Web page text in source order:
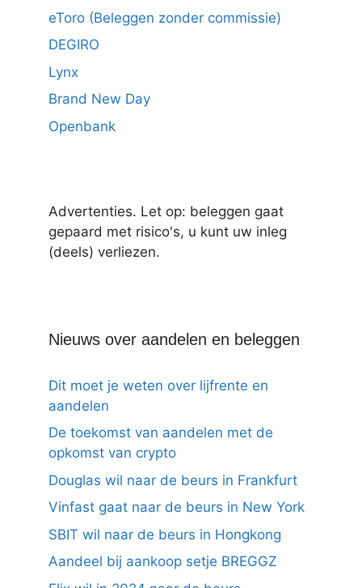
eToro (Beleggen zonder commissie)
DEGIRO
Lynx
Brand New Day
Openbank
Advertenties. Let op: beleggen gaat
gepaard met risico's, u kunt uw inleg
(deels) verliezen.
Nieuws over aandelen en beleggen
Dit moet je weten over lijfrente en
aandelen
De toekomst van aandelen met de
opkomst van crypto
Douglas wil naar de beurs in Frankfurt
Vinfast gaat naar de beurs in New York
SBIT wil naar de beurs in Hongkong
Aandeel bij aankoop setje BREGGZ